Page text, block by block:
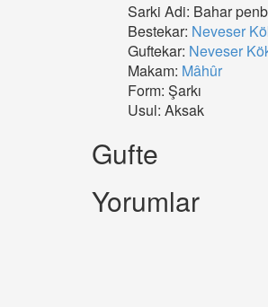
Sarki Adi: Bahar
Bestekar: Neveser
Guftekar: Neveser
Makam: Mâhûr
Form: Şarkı
Usul: Aksak
Gufte
Yorumlar